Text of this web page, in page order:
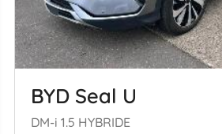
BYD Seal U
DM-i 1.5 HYBRIDE